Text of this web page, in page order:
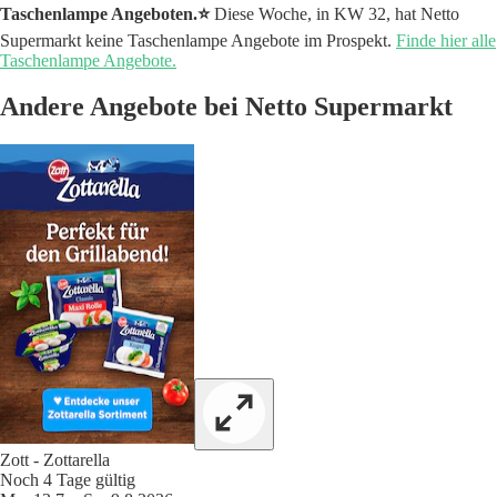
Taschenlampe Angeboten.⭐️Diese Woche, in KW 32, hat Netto
Supermarkt keine Taschenlampe Angebote im Prospekt. Finde hier alle
Taschenlampe Angebote.
Andere Angebote bei Netto Supermarkt
Zott - Zottarella
Noch 4 Tage gültig